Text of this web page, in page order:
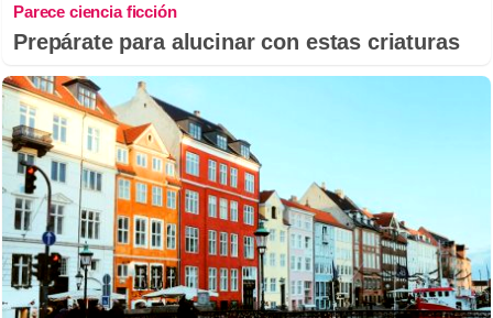
Parece ciencia ficción
Prepárate para alucinar con estas criaturas